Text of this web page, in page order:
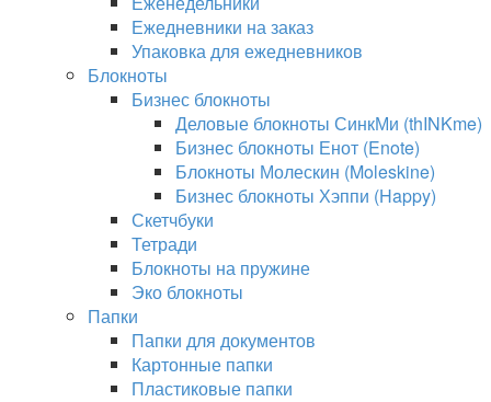
Ежедневники на заказ
Упаковка для ежедневников
Блокноты
Бизнес блокноты
Деловые блокноты СинкМи (thINKme)
Бизнес блокноты Енот (Enote)
Блокноты Молескин (Moleskine)
Бизнес блокноты Хэппи (Happy)
Скетчбуки
Тетради
Блокноты на пружине
Эко блокноты
Папки
Папки для документов
Картонные папки
Пластиковые папки